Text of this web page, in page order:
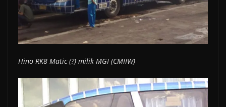
Hino RK8 Matic (?) milik MGI (CMIIW)